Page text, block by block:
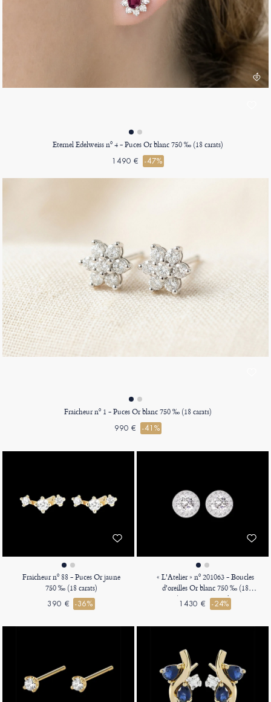
Eternel Edelweiss nº 4 - Puces Or blanc 750 ‰ (18 carats)
1490 € -47%
Fraicheur nº 1 - Puces Or blanc 750 ‰ (18 carats)
990 € -41%
Fraicheur nº 88 - Puces Or jaune
750 ‰ (18 carats)
390 € -36%
« L'Atelier » nº 201063 - Boucles
d'oreilles Or blanc 750 ‰ (18
carats) - Diamant synthétique
Rond 0.3 carat (2 X) - Halo
1430 € -24%